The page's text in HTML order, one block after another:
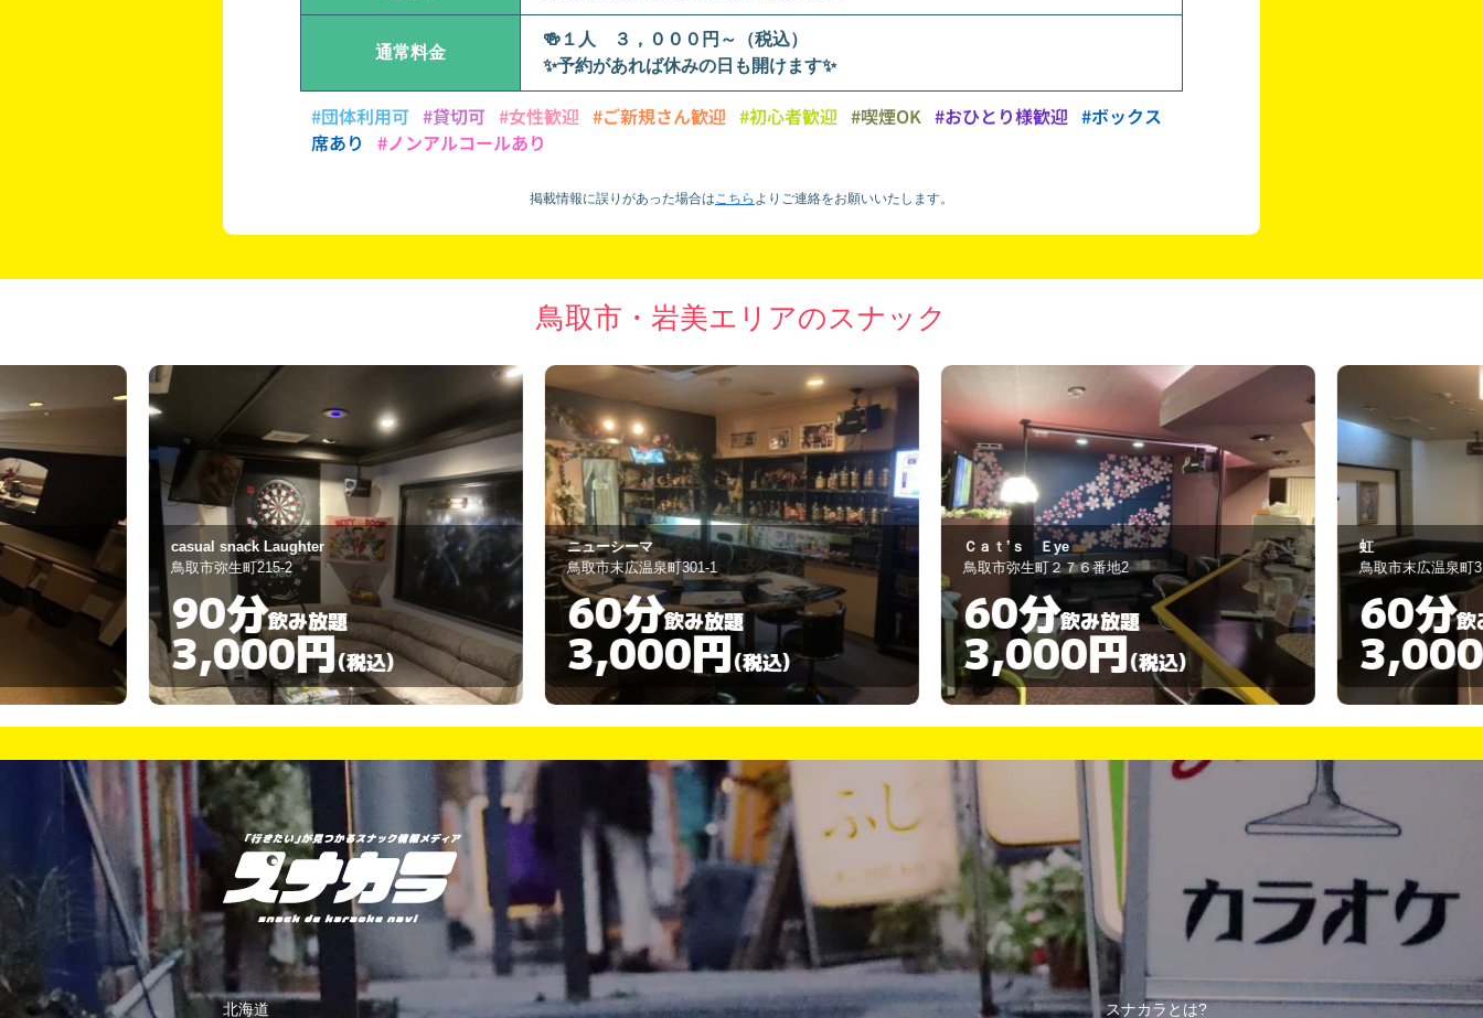
通常料金
🍻１人 ３，０００円～（税込）
✨予約があれば休みの日も開けます✨
#団体利用可 #貸切可 #女性歓迎 #ご新規さん歓迎 #初心者歓迎 #喫煙OK #おひとり様歓迎 #ボックス
席あり
#ノンアルコールあり
掲載情報に誤りがあった場合はこちら より ご連絡をお願いいたします。
鳥取市・岩美エリアのスナック
ニューシーマ
鳥取市末広温泉町301-1
60分飲み放題
3,000円(税込)
Ｃａｔ’ｓ Ｅye
鳥取市弥生町２７６番地2
60分飲み放題
3,000円(税込)
虹
鳥取市末広温泉町319
60分飲み放題
3,000円(税込)
カルチャー
鳥取市末広温泉
90分
北海道 スナカラとは?